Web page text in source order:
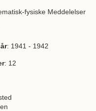
fysiske Meddelelser
: 1941 - 1942
: 12